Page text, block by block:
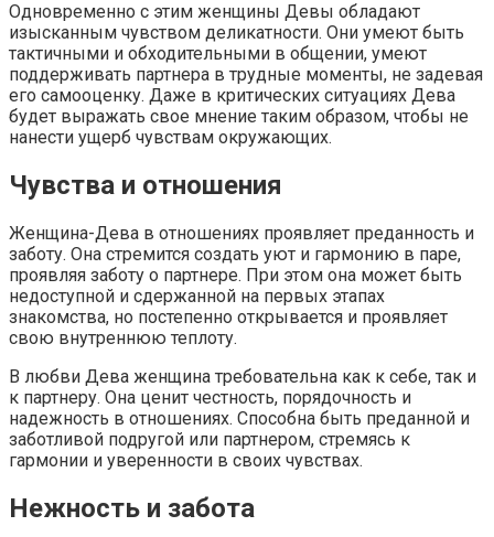
Одновременно с этим женщины Девы обладают
изысканным чувством деликатности. Они умеют быть
тактичными и обходительными в общении, умеют
поддерживать партнера в трудные моменты, не задевая
его самооценку. Даже в критических ситуациях Дева
будет выражать свое мнение таким образом, чтобы не
нанести ущерб чувствам окружающих.
Чувства и отношения
Женщина-Дева в отношениях проявляет преданность и
заботу. Она стремится создать уют и гармонию в паре,
проявляя заботу о партнере. При этом она может быть
недоступной и сдержанной на первых этапах
знакомства, но постепенно открывается и проявляет
свою внутреннюю теплоту.
В любви Дева женщина требовательна как к себе, так и
к партнеру. Она ценит честность, порядочность и
надежность в отношениях. Способна быть преданной и
заботливой подругой или партнером, стремясь к
гармонии и уверенности в своих чувствах.
Нежность и забота